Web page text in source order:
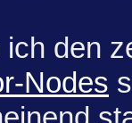
ich den
Nodes